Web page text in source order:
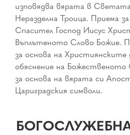
изповядва вярата в
Неразделна Троица. Приема
Спасител Господ Иисус
Въплътеното Слово Божие.
за основа на
обяснение на
за основа на вярата си
Цариградския символи.